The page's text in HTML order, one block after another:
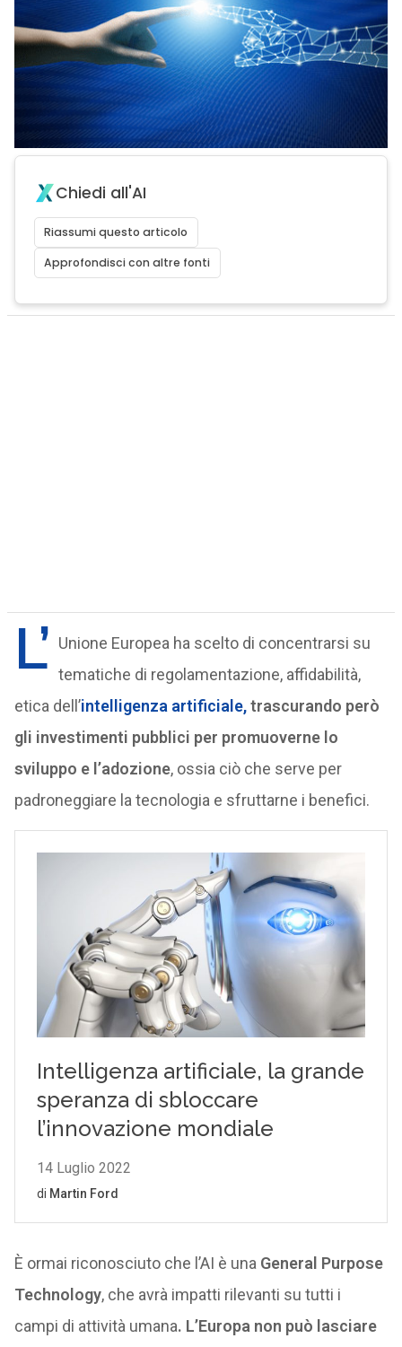
Chiedi all'AI
Riassumi questo articolo
Approfondisci con altre fonti
L’ Unione Europea ha scelto di concentrarsi su
tematiche di regolamentazione, affidabilità,
etica dell’intelligenza artificiale,trascurando però
gli investimenti pubblici per promuoverne lo
sviluppo e l’adozione, ossia ciò che serve per
padroneggiare la tecnologia e sfruttarne i benefici.
È ormai riconosciuto che l’AI è una General Purpose
Technology, che avrà impatti rilevanti su tutti i
campi di attività umana. L’Europa non può lasciare